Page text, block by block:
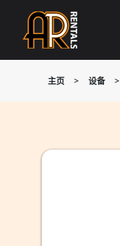
content
主页 > 设备 >